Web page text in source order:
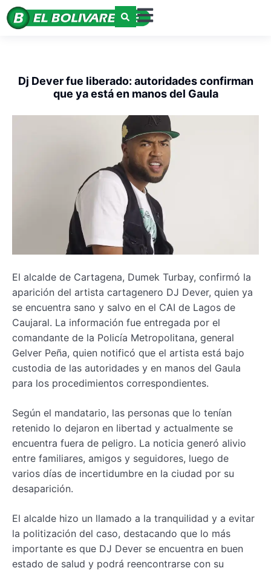
Dj Dever fue liberado: autoridades confirman
que ya está en manos del Gaula
El alcalde de Cartagena, Dumek Turbay, confirmó la
aparición del artista cartagenero DJ Dever, quien ya
se encuentra sano y salvo en el CAI de Lagos de
Caujaral. La información fue entregada por el
comandante de la Policía Metropolitana, general
Gelver Peña, quien notificó que el artista está bajo
custodia de las autoridades y en manos del Gaula
para los procedimientos correspondientes.
Según el mandatario, las personas que lo tenían
retenido lo dejaron en libertad y actualmente se
encuentra fuera de peligro. La noticia generó alivio
entre familiares, amigos y seguidores, luego de
varios días de incertidumbre en la ciudad por su
desaparición.
El alcalde hizo un llamado a la tranquilidad y a evitar
la politización del caso, destacando que lo más
importante es que DJ Dever se encuentra en buen
estado de salud y podrá reencontrarse con su